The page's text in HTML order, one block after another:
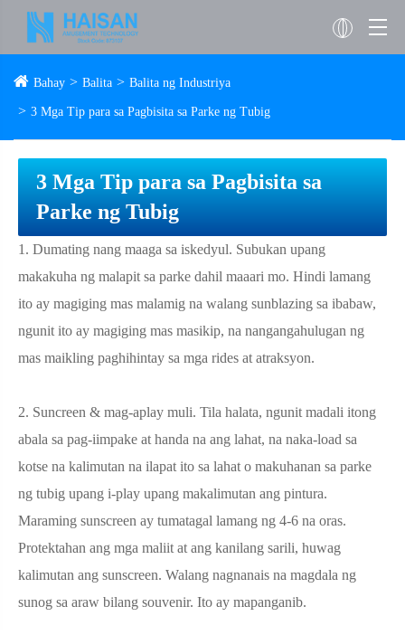
Bahay Balita Balita ng Industriya
3 Mga Tip para sa Pagbisita sa Parke ng Tubig
3 Mga Tip para sa Pagbisita sa
Parke ng Tubig
1. Dumating nang maaga sa iskedyul. Subukan upang
makakuha ng malapit sa parke dahil maaari mo. Hindi lamang
ito ay magiging mas malamig na walang sunblazing sa ibabaw,
ngunit ito ay magiging mas masikip, na nangangahulugan ng
mas maikling paghihintay sa mga rides at atraksyon.
2. Suncreen & mag-aplay muli. Tila halata, ngunit madali itong
abala sa pag-iimpake at handa na ang lahat, na naka-load sa
kotse na kalimutan na ilapat ito sa lahat o makuhanan sa parke
ng tubig upang i-play upang makalimutan ang pintura.
Maraming sunscreen ay tumatagal lamang ng 4-6 na oras.
Protektahan ang mga maliit at ang kanilang sarili, huwag
kalimutan ang sunscreen. Walang nagnanais na magdala ng
sunog sa araw bilang souvenir. Ito ay mapanganib.